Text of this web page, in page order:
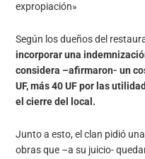
expropiación»
Según los dueños del
incorporar una
considera –afirmaron- un
UF, más 40 UF por las
el cierre del local.
Junto a esto, el clan pidió
obras que –a su juicio-